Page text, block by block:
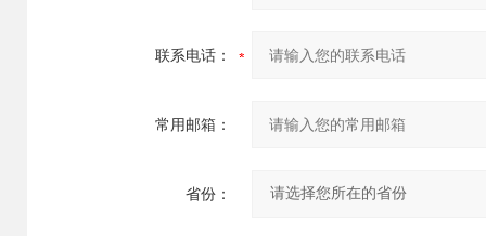
联系电话：
常用邮箱：
省份：